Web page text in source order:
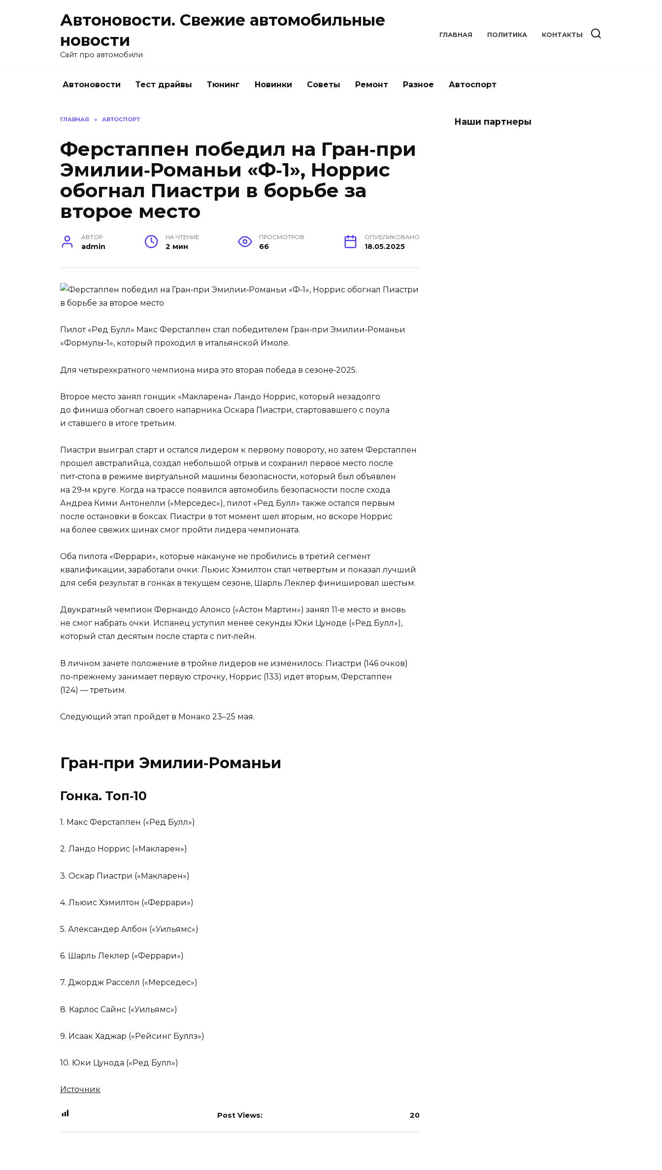
Автоновости. Свежие автомобильные
новости
Сайт про автомобили
ГЛАВНАЯ ПОЛИТИКА КОНТАКТЫ
Автоновости Тест драйвы Тюнинг Новинки Советы Ремонт Разное Автоспорт
ГЛАВНАЯ » АВТОСПОРТ
Ферстаппен победил на Гран‑при
Эмилии‑Романьи «Ф‑1», Норрис
обогнал Пиастри в борьбе за
второе место
АВТОР
admin
НА ЧТЕНИЕ
2 мин
ПРОСМОТРОВ
66
ОПУБЛИКОВАНО
18.05.2025
Пилот «Ред Булл» Макс Ферстаппен стал победителем Гран‑при Эмилии‑Романьи
«Формулы‑1», который проходил в итальянской Имоле.
Для четырехкратного чемпиона мира это вторая победа в сезоне‑2025.
Второе место занял гонщик «Макларена» Ландо Норрис, который незадолго
до финиша обогнал своего напарника Оскара Пиастри, стартовавшего с поула
и ставшего в итоге третьим.
Пиастри выиграл старт и остался лидером к первому повороту, но затем Ферстаппен
прошел австралийца, создал небольшой отрыв и сохранил первое место после
пит‑стопа в режиме виртуальной машины безопасности, который был объявлен
на 29‑м круге. Когда на трассе появился автомобиль безопасности после схода
Андреа Кими Антонелли («Мерседес»), пилот «Ред Булл» также остался первым
после остановки в боксах. Пиастри в тот момент шел вторым, но вскоре Норрис
на более свежих шинах смог пройти лидера чемпионата.
Оба пилота «Феррари», которые накануне не пробились в третий сегмент
квалификации, заработали очки: Льюис Хэмилтон стал четвертым и показал лучший
для себя результат в гонках в текущем сезоне, Шарль Леклер финишировал шестым.
Двукратный чемпион Фернандо Алонсо («Астон Мартин») занял 11‑е место и вновь
не смог набрать очки. Испанец уступил менее секунды Юки Цуноде («Ред Булл»),
который стал десятым после старта с пит‑лейн.
В личном зачете положение в тройке лидеров не изменилось: Пиастри (146 очков)
по‑прежнему занимает первую строчку, Норрис (133) идет вторым, Ферстаппен
(124) — третьим.
Следующий этап пройдет в Монако 23–25 мая.
Гран‑при Эмилии‑Романьи
Гонка. Топ‑10
1. Макс Ферстаппен («Ред Булл»)
2. Ландо Норрис («Макларен»)
3. Оскар Пиастри («Макларен»)
4. Льюис Хэмилтон («Феррари»)
5. Александер Албон («Уильямс»)
6. Шарль Леклер («Феррари»)
7. Джордж Расселл («Мерседес»)
8. Карлос Сайнс («Уильямс»)
9. Исаак Хаджар («Рейсинг Буллз»)
10. Юки Цунода («Ред Булл»)
Источник
Post Views: 20
Наши партнеры